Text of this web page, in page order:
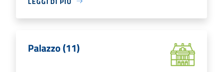
Palazzo (11)